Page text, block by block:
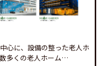
心に、設備の整った老人ホ
多くの老人ホーム…